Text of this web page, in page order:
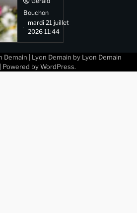
Bouchon
mardi 21 juillet
2026 11:44
Demain | Lyon Demain by Lyon Demain
| Powered by WordPress.